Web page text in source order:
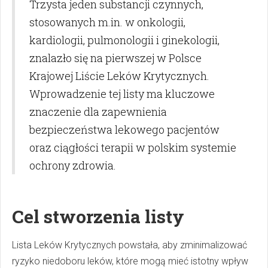
Trzysta jeden substancji czynnych,
stosowanych m.in. w onkologii,
kardiologii, pulmonologii i ginekologii,
znalazło się na pierwszej w Polsce
Krajowej Liście Leków Krytycznych.
Wprowadzenie tej listy ma kluczowe
znaczenie dla zapewnienia
bezpieczeństwa lekowego pacjentów
oraz ciągłości terapii w polskim systemie
ochrony zdrowia.
Cel stworzenia listy
Lista Leków Krytycznych powstała, aby zminimalizować
ryzyko niedoboru leków, które mogą mieć istotny wpływ